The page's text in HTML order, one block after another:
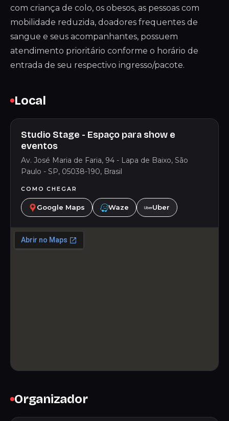
com criança de colo, os obesos, as pessoas com
mobilidade reduzida, doadores frequentes de
sangue e seus acompanhantes, possuem
atendimento prioritário conforme o horário de
entrada de seu respectivo ingresso/pacote.
Local
Studio Stage - Espaço para show e
eventos
Av. José Maria de Faria, 94 - Lapa de Baixo, São
Paulo - SP, 05038-190, Brasil
COMO CHEGAR
Google Maps Waze Uber
Organizador